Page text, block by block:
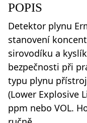
POPIS
Detektor plynu
stanovení
sirovodíku a
bezpečnosti při
typu plynu
(Lower Explosive
ppm nebo VOL.